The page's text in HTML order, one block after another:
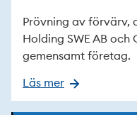
Prövning av förvärv,
Holding SWE AB
gemensamt företag.
Läs mer